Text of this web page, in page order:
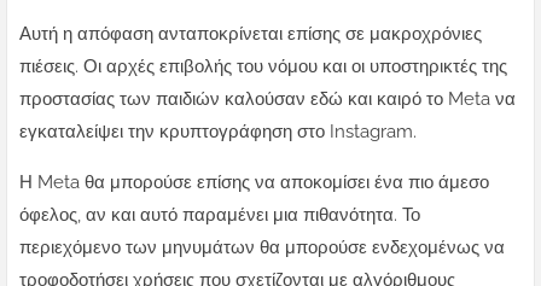
Αυτή η απόφαση ανταποκρίνεται επίσης σε μακροχρόνιες
πιέσεις. Οι αρχές επιβολής του νόμου και οι υποστηρικτές της
προστασίας των παιδιών καλούσαν εδώ και καιρό το Meta να
εγκαταλείψει την κρυπτογράφηση στο Instagram.
Η Meta θα μπορούσε επίσης να αποκομίσει ένα πιο άμεσο
όφελος, αν και αυτό παραμένει μια πιθανότητα. Το
περιεχόμενο των μηνυμάτων θα μπορούσε ενδεχομένως να
τροφοδοτήσει χρήσεις που σχετίζονται με αλγόριθμους